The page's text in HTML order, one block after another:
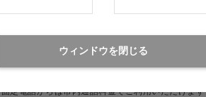
0570-058000
固定電話からは市内通話料金でご利用いただけます
ウィンドウを閉じる